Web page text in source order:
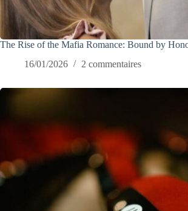
The Rise of the Mafia Romance: Bound by
16/01/2026
2 commentaires